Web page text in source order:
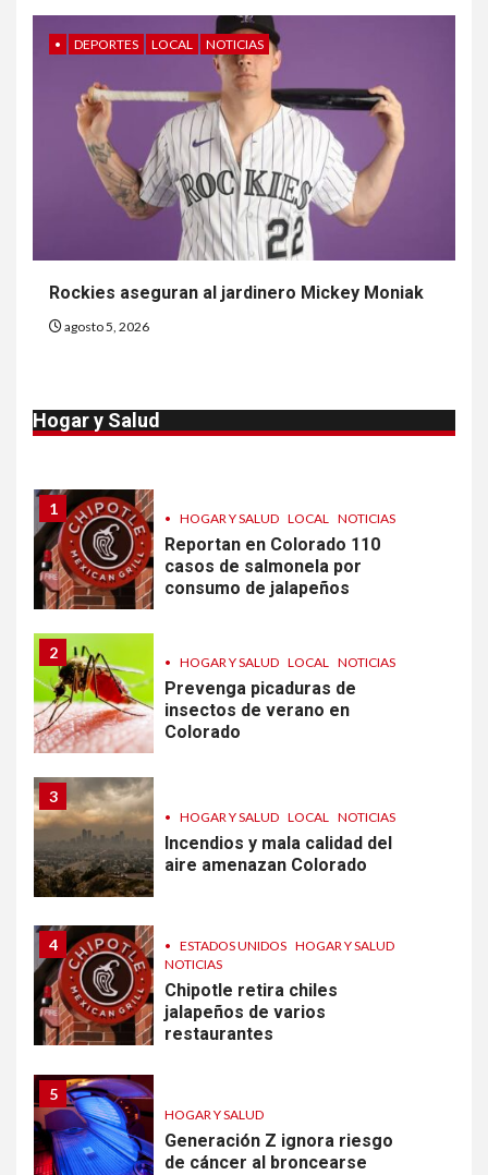
• DEPORTES LOCAL NOTICIAS
Rockies aseguran al jardinero Mickey Moniak
agosto 5, 2026
Hogar y Salud
ESTADOS UNIDOS
NOTICIAS
EE. UU. reporta sus primeras
dos muertes por Cyclospora
en Michigan
ESTADOS UNIDOS HOGAR Y SALUD
NOTICIAS
Más casos de sarampión en
EEUU este año que en 2025
por parásito que causa
1
• HOGAR Y SALUD LOCAL NOTICIAS
Reportan en Colorado 110
casos de salmonela por
consumo de jalapeños
2
• HOGAR Y SALUD LOCAL NOTICIAS
Prevenga picaduras de
insectos de verano en
Colorado
3
• HOGAR Y SALUD LOCAL NOTICIAS
Incendios y mala calidad del
aire amenazan Colorado
4 • ESTADOS UNIDOS HOGAR Y SALUD
NOTICIAS
Chipotle retira chiles
jalapeños de varios
restaurantes
5
HOGAR Y SALUD
Generación Z ignora riesgo
de cáncer al broncearse